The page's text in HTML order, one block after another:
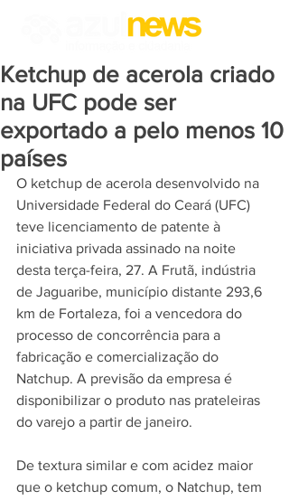
Ketchup de acerola criado
na UFC pode ser
exportado a pelo menos 10
países
O ketchup de acerola desenvolvido na
Universidade Federal do Ceará (UFC)
teve licenciamento de patente à
iniciativa privada assinado na noite
desta terça-feira, 27. A Frutã, indústria
de Jaguaribe, município distante 293,6
km de Fortaleza, foi a vencedora do
processo de concorrência para a
fabricação e comercialização do
Natchup. A previsão da empresa é
disponibilizar o produto nas prateleiras
do varejo a partir de janeiro.
De textura similar e com acidez maior
que o ketchup comum, o Natchup, tem